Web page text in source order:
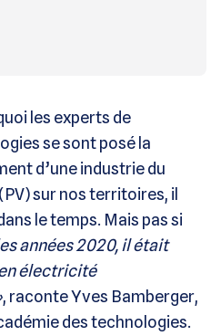
les experts de
se sont posé la
d’une industrie du
sur nos territoires, il
le temps. Mais pas si
années 2020, il était
électricité
, raconte Yves Bamberger,
des technologies.